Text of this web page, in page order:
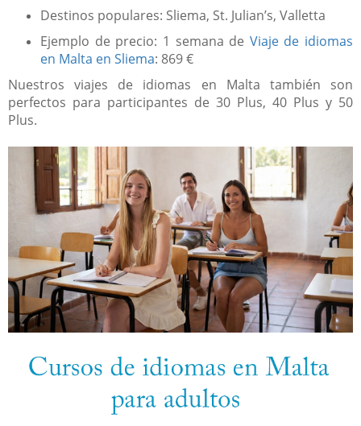
Destinos populares: Sliema, St. Julian’s, Valletta
Ejemplo de precio: 1 semana de Viaje de idiomas
en Malta en Sliema: 869 €
Nuestros viajes de idiomas en Malta también son
perfectos para participantes de 30 Plus, 40 Plus y 50
Plus.